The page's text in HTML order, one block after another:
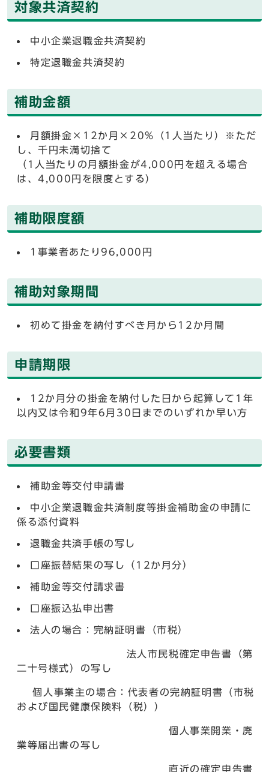
対象共済契約
中小企業退職金共済契約
特定退職金共済契約
補助金額
月額掛金×12か月×20%（1人当たり）※ただ
し、千円未満切捨て
（1人当たりの月額掛金が4,000円を超える場合
は、4,000円を限度とする）
補助限度額
1事業者あたり96,000円
補助対象期間
初めて掛金を納付すべき月から12か月間
申請期限
12か月分の掛金を納付した日から起算して1年
以内又は令和9年6月30日までのいずれか早い方
必要書類
補助金等交付申請書
中小企業退職金共済制度等掛金補助金の申請に
係る添付資料
退職金共済手帳の写し
口座振替結果の写し（12か月分）
補助金等交付請求書
口座振込払申出書
法人の場合：完納証明書（市税）
法人市民税確定申告書（第
二十号様式）の写し
個人事業主の場合：代表者の完納証明書（市税
および国民健康保険料（税））
個人事業開業・廃
業等届出書の写し
直近の確定申告書